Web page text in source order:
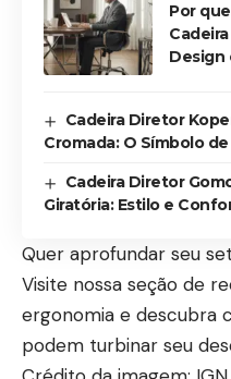
Por
Design
Cadeira Diretor
Cromada: O Símbolo
Cadeira Diretor
Giratória: Estilo e
Quer aprofundar seu
Visite nossa seção de
ergonomia e descubra
podem turbinar seu